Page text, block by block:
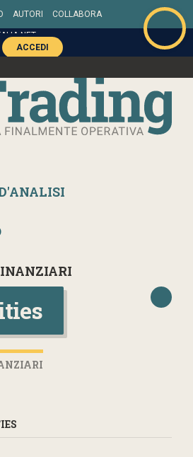
AUTORI COLLABORA
ACCEDI